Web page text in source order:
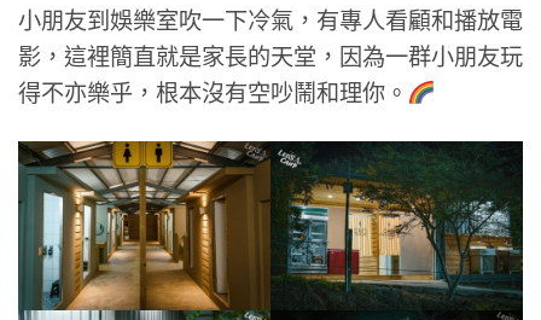
小朋友到娛樂室吹一下冷氣，有專人看顧和播放電
影，這裡簡直就是家長的天堂，因為一群小朋友玩
得不亦樂乎，根本沒有空吵鬧和理你。